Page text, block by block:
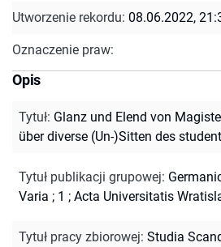
Utworzenie rekordu: 08.06.2022,
Oznaczenie praw:
Opis
Tytuł: Glanz und Elend von
über diverse (Un-)Sitten des
Tytuł publikacji grupowej:
Varia ; 1 ; Acta Universitatis
Tytuł pracy zbiorowej: Studia